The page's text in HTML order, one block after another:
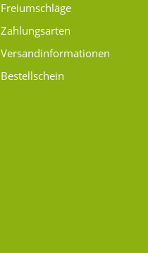
Freiumschläge
Zahlungsarten
Versand­informationen
Bestellschein